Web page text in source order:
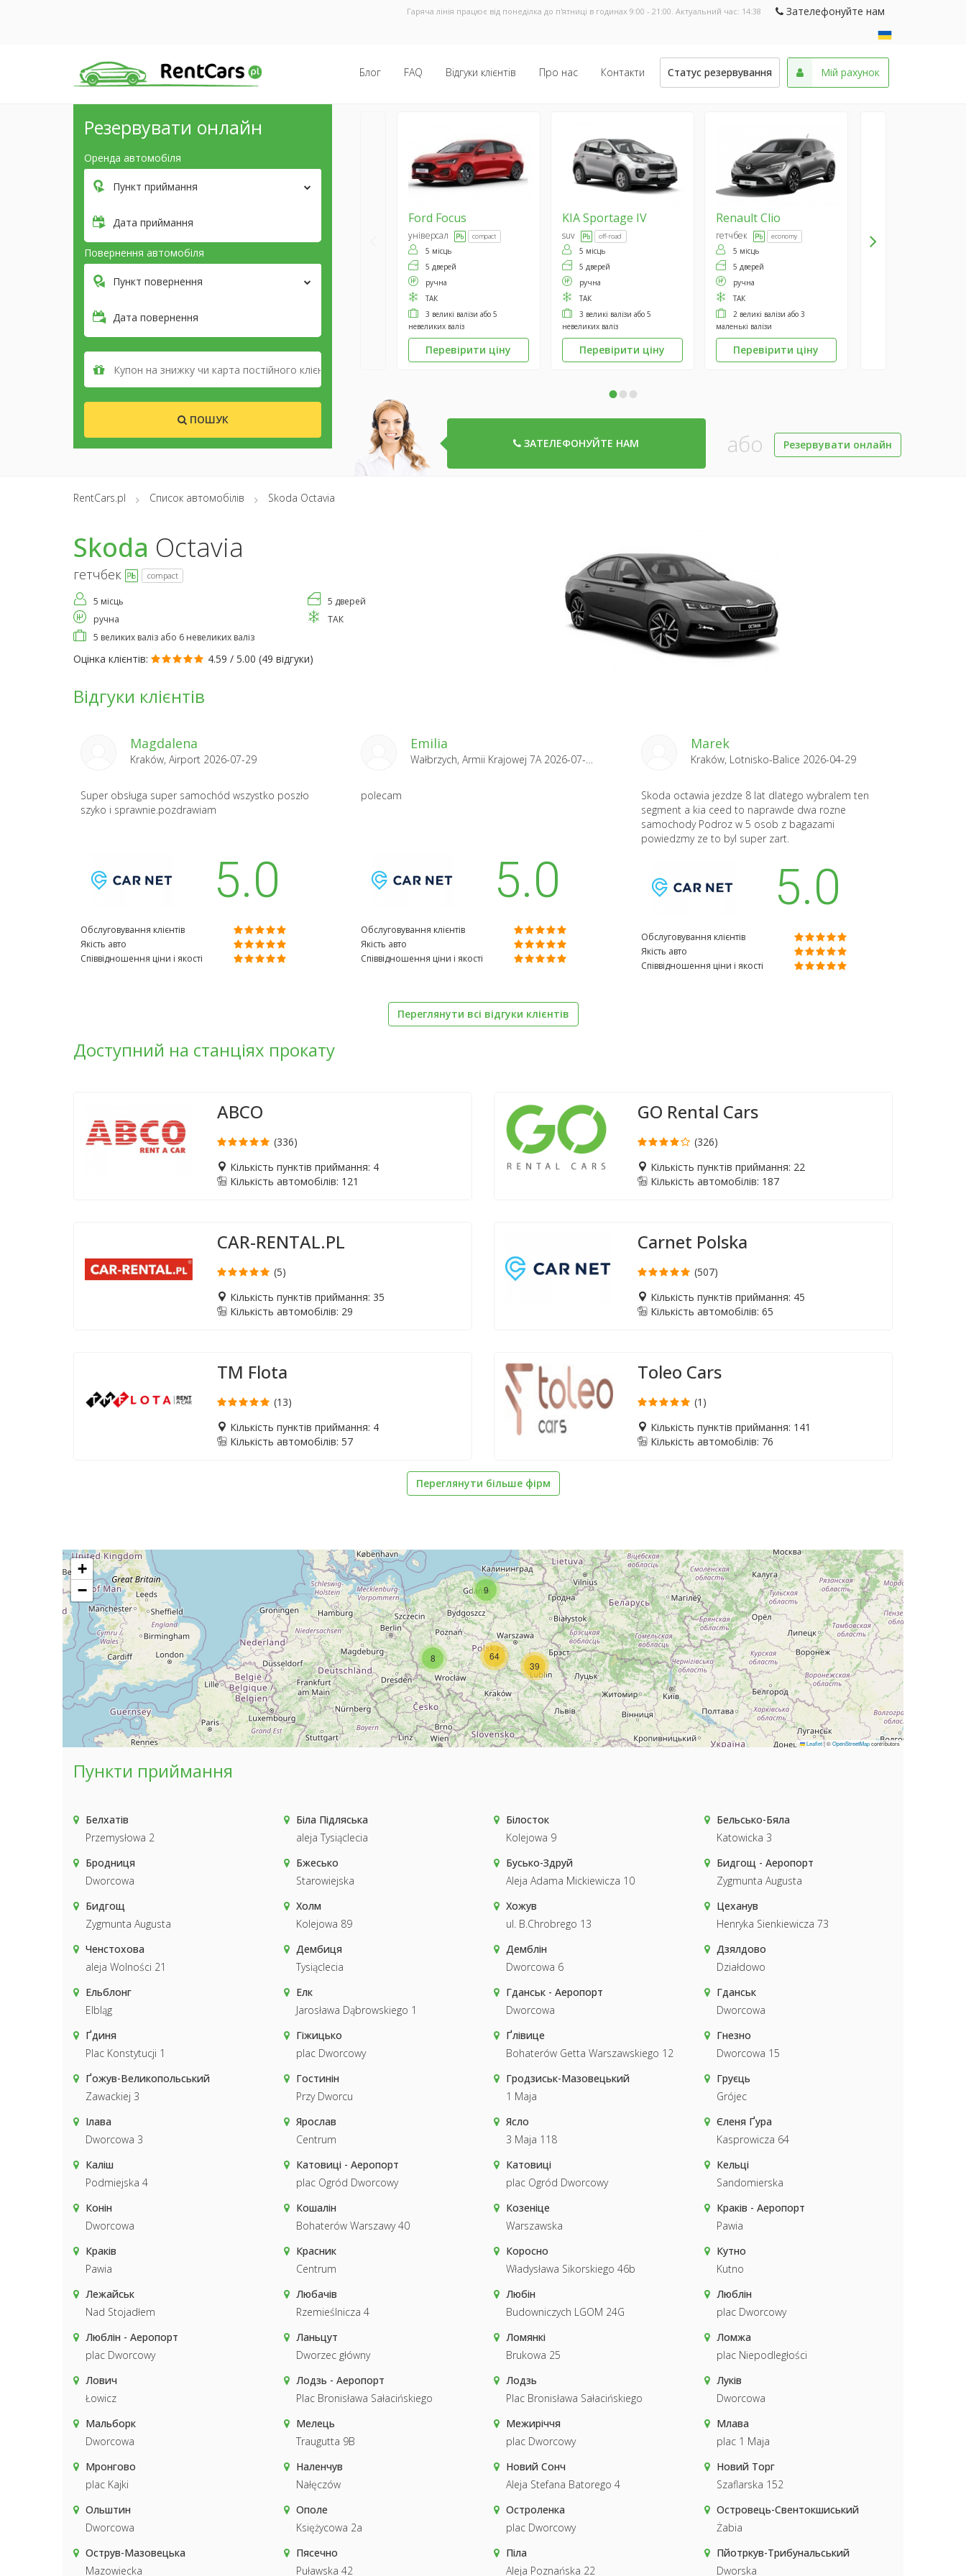
Гаряча лінія працює від понеділка до п'ятниці в годинах 9:00 - 21:00. Актуальний час: 14:38 Зателефонуйте нам
Блог FAQ Відгуки клієнтів Про нас Контакти Статус резервування Мій рахунок
Резервувати онлайн
Оренда автомобіля
Пункт приймання
Дата приймання
Повернення автомобіля
Пункт повернення
Дата повернення
ПОШУК
Ford Focus
універсал compact
5 місць
5 дверей
ручна
ТАК
3 великі валізи або 5
невеликих валіз
Перевірити ціну
KIASportage IV
suv off-road
5 місць
5 дверей
ручна
ТАК
3 великі валізи або 5
невеликих валіз
Перевірити ціну
RenaultClio
гетчбек economy
5 місць
5 дверей
ручна
ТАК
2 великі валізи або 3
маленькі валізи
Перевірити ціну
•••
ЗАТЕЛЕФОНУЙТЕ НАМ або Резервувати онлайн
RentCars.pl Список автомобілів Skoda Octavia
Skoda Octavia
гетчбек compact
5 місць
5 дверей
ручна
ТАК
5 великих валіз або 6 невеликих валіз
Оцінка клієнтів: 4.59 / 5.00 (49 відгуки)
Відгуки клієнтів
Magdalena
Kraków, Airport 2026-07-29
Super obsługa super samochód wszystko poszło
szyko i sprawnie.pozdrawiam
5.0
Обслуговування клієнтів
Якість авто
Співвідношення ціни і якості
Emilia
polecam
5.0
Обслуговування клієнтів
Якість авто
Співвідношення ціни і якості
Marek
Kraków, Lotnisko-Balice 2026-04-29
Skoda octawia jezdze 8 lat dlatego wybralem ten
segment a kia ceed to naprawde dwa rozne
samochody Podroz w 5 osob z bagazami
powiedzmy ze to byl super zart.
5.0
Обслуговування клієнтів
Якість авто
Співвідношення ціни і якості
Переглянути всі відгуки клієнтів
Доступний на станціях прокату
ABCO
(336)
Кількість пунктів приймання: 4
Кількість автомобілів: 121
GO Rental Cars
(326)
Кількість пунктів приймання: 22
Кількість автомобілів: 187
CAR-RENTAL.PL
(5)
Кількість пунктів приймання: 35
Кількість автомобілів: 29
Carnet Polska
(507)
Кількість пунктів приймання: 45
Кількість автомобілів: 65
TM Flota
(13)
Кількість пунктів приймання: 4
Кількість автомобілів: 57
Toleo Cars
(1)
Кількість пунктів приймання: 141
Кількість автомобілів: 76
Переглянути більше фірм
8
9
64
39
+
−
Leaflet|©OpenStreetMapcontributors
Пункти приймання
Белхатів
Przemysłowa 2
Біла Підляська
aleja Tysiąclecia
Білосток
Kolejowa 9
Бельсько-Бяла
Katowicka 3
Бродниця
Dworcowa
Бжесько
Starowiejska
Бусько-Здруй
Aleja Adama Mickiewicza 10
Бидгощ - Аеропорт
Zygmunta Augusta
Бидгощ
Zygmunta Augusta
Холм
Kolejowa 89
Хожув
ul. B.Chrobrego 13
Цеханув
Henryka Sienkiewicza 73
Ченстохова
aleja Wolności 21
Дембиця
Tysiąclecia
Демблін
Dworcowa 6
Дзялдово
Działdowo
Ельблонг
Elbląg
Елк
Jarosława Dąbrowskiego 1
Гданськ - Аеропорт
Dworcowa
Гданськ
Dworcowa
Ґдиня
Plac Konstytucji 1
Гіжицько
plac Dworcowy
Ґлівице
Bohaterów Getta Warszawskiego 12
Гнезно
Dworcowa 15
Ґожув-Великопольський
Zawackiej 3
Гостинін
Przy Dworcu
Гродзиськ-Мазовецький
1 Maja
Груєць
Grójec
Ілава
Dworcowa 3
Ярослав
Centrum
Ясло
3 Maja 118
Єленя Ґура
Kasprowicza 64
Каліш
Podmiejska 4
Катовиці - Аеропорт
plac Ogród Dworcowy
Катовиці
plac Ogród Dworcowy
Кельці
Sandomierska
Конін
Dworcowa
Кошалін
Bohaterów Warszawy 40
Козеніце
Warszawska
Краків - Аеропорт
Pawia
Краків
Pawia
Красник
Centrum
Коросно
Władysława Sikorskiego 46b
Кутно
Kutno
Лежайськ
Nad Stojadłem
Любачів
Rzemieślnicza 4
Любін
Budowniczych LGOM 24G
Люблін
plac Dworcowy
Люблін - Аеропорт
plac Dworcowy
Ланьцут
Dworzec główny
Ломянкі
Brukowa 25
Ломжа
plac Niepodległości
Лович
Łowicz
Лодзь - Аеропорт
Plac Bronisława Sałacińskiego
Лодзь
Plac Bronisława Sałacińskiego
Луків
Dworcowa
Мальборк
Dworcowa
Мелець
Traugutta 9B
Межиріччя
plac Dworcowy
Млава
plac 1 Maja
Мронгово
plac Kajki
Наленчув
Nałęczów
Новий Сонч
Aleja Stefana Batorego 4
Новий Торг
Szaflarska 152
Ольштин
Dworcowa
Ополе
Księżycowa 2a
Остроленка
plac Dworcowy
Островець-Свентокшиський
Żabia
Острув-Мазовецька
Mazowiecka
Пясечно
Puławska 42
Піла
Aleja Poznańska 22
Пйотркув-Трибунальський
Dworska